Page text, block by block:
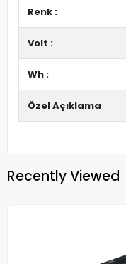
Renk :
Volt :
Wh :
Özel Açıklama
Recently Viewed